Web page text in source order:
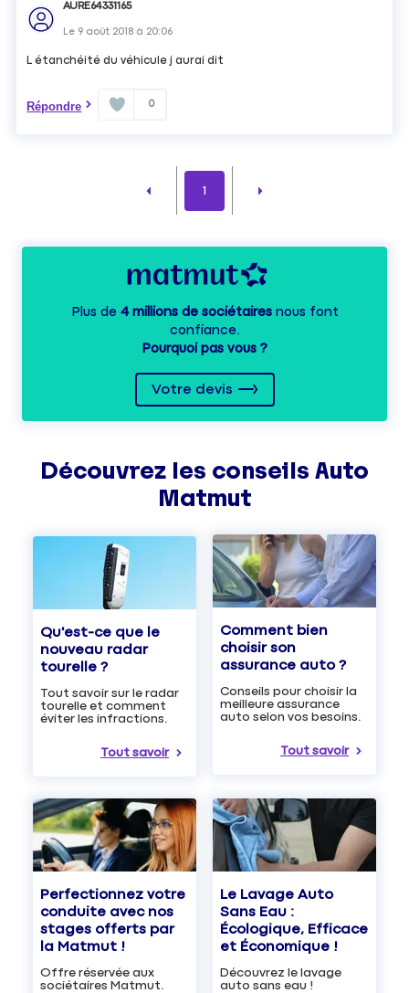
AURE64331165
Le 9 août 2018 à 20:06
L étanchéité du véhicule j aurai dit
Répondre 0
1
Plus de 4 millions de sociétairesnous font
confiance.
Pourquoi pas vous ?
Votre devis
Découvrez les conseils Auto
Matmut
Qu'est-ce que le
nouveau radar
tourelle ?
Tout savoir sur le radar
tourelle et comment
éviter les infractions.
Tout savoir
Comment bien
choisir son
assurance auto ?
Conseils pour choisir la
meilleure assurance
auto selon vos besoins.
Tout savoir
Perfectionnez votre
conduite avec nos
stages offerts par
la Matmut !
Offre réservée aux
sociétaires Matmut.
Le Lavage Auto
Sans Eau :
Écologique, Efficace
et Économique !
Découvrez le lavage
auto sans eau !